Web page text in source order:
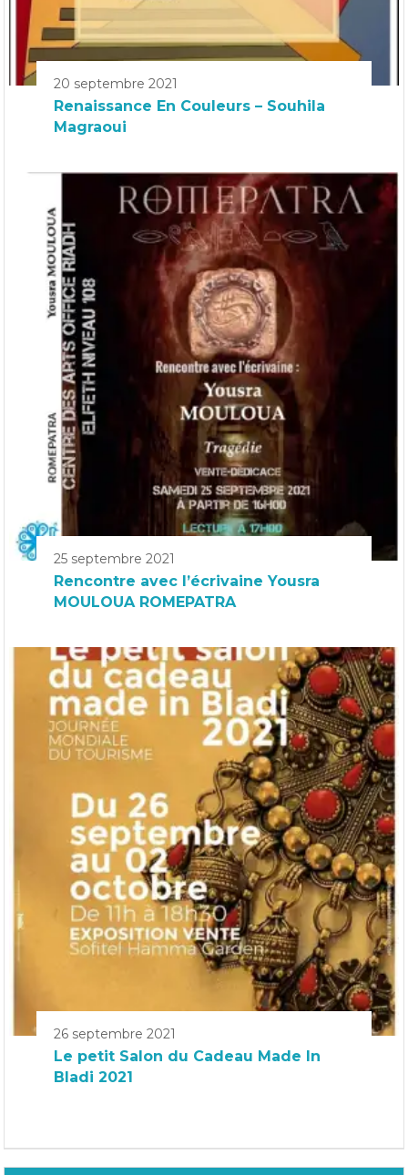
20 septembre 2021
Renaissance En Couleurs – Souhila
Magraoui
25 septembre 2021
Rencontre avec l’écrivaine Yousra
MOULOUA ROMEPATRA
26 septembre 2021
Le petit Salon du Cadeau Made In
Bladi 2021